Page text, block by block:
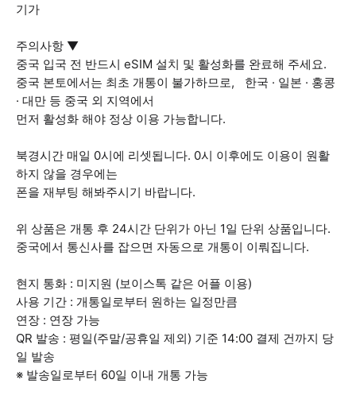
기가
주의사항 ▼
중국 입국 전 반드시 eSIM 설치 및 활성화를 완료해 주세요.
중국 본토에서는 최초 개통이 불가하므로, 한국 · 일본 · 홍콩
· 대만 등 중국 외 지역에서
먼저 활성화 해야 정상 이용 가능합니다.
북경시간 매일 0시에 리셋됩니다. 0시 이후에도 이용이 원활
하지 않을 경우에는
폰을 재부팅 해봐주시기 바랍니다.
위 상품은 개통 후 24시간 단위가 아닌 1일 단위 상품입니다.
중국에서 통신사를 잡으면 자동으로 개통이 이뤄집니다.
현지 통화 : 미지원 (보이스톡 같은 어플 이용)
사용 기간 : 개통일로부터 원하는 일정만큼
연장 : 연장 가능
QR 발송 : 평일(주말/공휴일 제외) 기준 14:00 결제 건까지 당
일 발송
※ 발송일로부터 60일 이내 개통 가능